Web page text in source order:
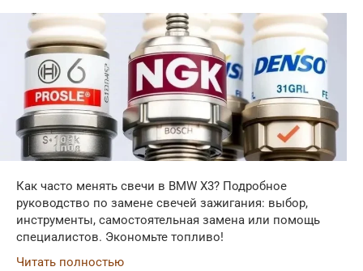
Как часто менять свечи в BMW X3? Подробное
руководство по замене свечей зажигания: выбор,
инструменты, самостоятельная замена или помощь
специалистов. Экономьте топливо!
Читать полностью